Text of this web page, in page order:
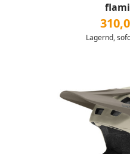
Lagernd,